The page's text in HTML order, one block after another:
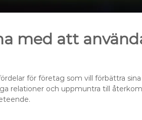
med att
för företag som vill förbättra
relationer och uppmuntra till